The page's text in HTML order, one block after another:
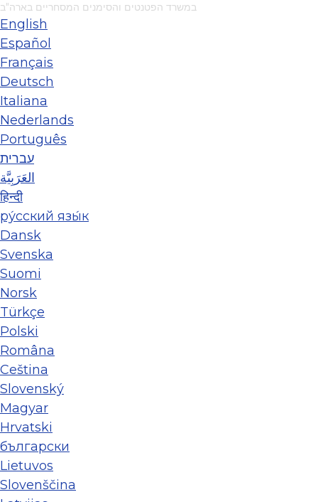
במשרד הפטנטים והסימנים המסחריים בארה"ב
English
Español
Français
Deutsch
Italiana
Nederlands
Português
עברית
العَرَبِيَّة
हिन्दी
ру́сский язы́к
Dansk
Svenska
Suomi
Norsk
Türkçe
Polski
Româna
Ceština
Slovenský
Magyar
Hrvatski
български
Lietuvos
Slovenščina